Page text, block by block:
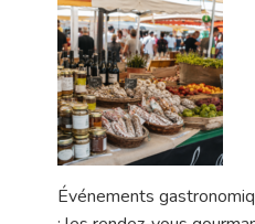
Événements